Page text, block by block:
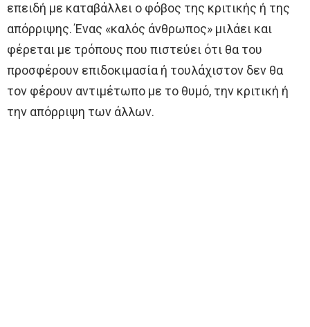
επειδή με καταβάλλει ο φόβος της κριτικής ή της
απόρριψης. Ένας «καλός άνθρωπος» μιλάει και
φέρεται με τρόπους που πιστεύει ότι θα του
προσφέρουν επιδοκιμασία ή τουλάχιστον δεν θα
τον φέρουν αντιμέτωπο με το θυμό, την κριτική ή
την απόρριψη των άλλων.